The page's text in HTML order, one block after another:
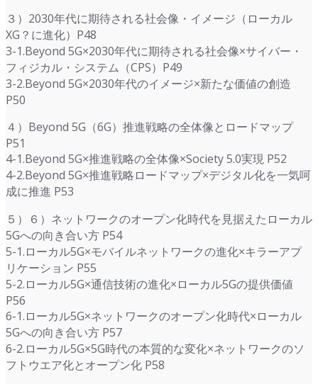
３）2030年代に期待される社会像・イメージ（ローカル
XG？に進化）P48
3-1.Beyond 5G×2030年代に期待される社会像×サイバー・
フィジカル・システム（CPS）P49
3-2.Beyond 5G×2030年代のイメージ×新たな価値の創造
P50
４）Beyond 5G（6G）推進戦略の全体像とロードマップ
P51
4-1.Beyond 5G×推進戦略の全体像×Society 5.0実現 P52
4-2.Beyond 5G×推進戦略ロードマップ×デジタル化を一気呵
成に推進 P53
５）６）ネットワークのオープン化時代を見据えたローカル
5Gへの向き合い方 P54
5-1.ローカル5G×モバイルネットワークの進化×キラーアプ
リケーション P55
5-2.ローカル5G×通信技術の進化×ローカル5Gの提供価値
P56
6-1.ローカル5G×ネットワークのオープン化時代×ローカル
5Gへの向き合い方 P57
6-2.ローカル5G×5G時代の本質的な変化×ネットワークのソ
フトウエア化とオープン化 P58